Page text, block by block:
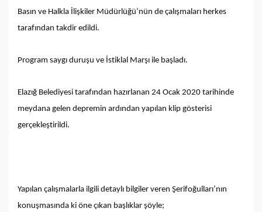
Basın ve Halkla İlişkiler Müdürlüğü’nün de çalışmaları herkes
tarafından takdir edildi.
Program saygı duruşu ve İstiklal Marşı ile başladı.
Elazığ Belediyesi tarafından hazırlanan 24 Ocak 2020 tarihinde
meydana gelen depremin ardından yapılan klip gösterisi
gerçekleştirildi.
Yapılan çalışmalarla ilgili detaylı bilgiler veren Şerifoğulları’nın
konuşmasında ki öne çıkan başlıklar şöyle;